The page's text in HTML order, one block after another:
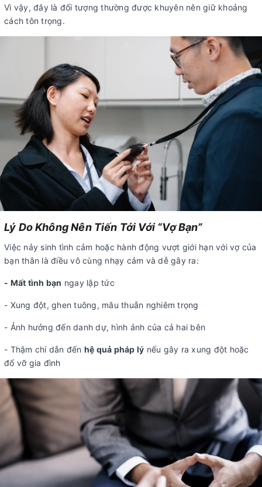
Vì vậy, đây là đối tượng thường được khuyên nên giữ khoảng
cách tôn trọng.
Lý Do Không Nên Tiến Tới Với “Vợ Bạn”
Việc nảy sinh tình cảm hoặc hành động vượt giới hạn với vợ của
bạn thân là điều vô cùng nhạy cảm và dễ gây ra:
- Mất tình bạn ngay lập tức
- Xung đột, ghen tuông, mâu thuẫn nghiêm trọng
- Ảnh hưởng đến danh dự, hình ảnh của cả hai bên
- Thậm chí dẫn đến hệ quả pháp lý nếu gây ra xung đột hoặc
đổ vỡ gia đình